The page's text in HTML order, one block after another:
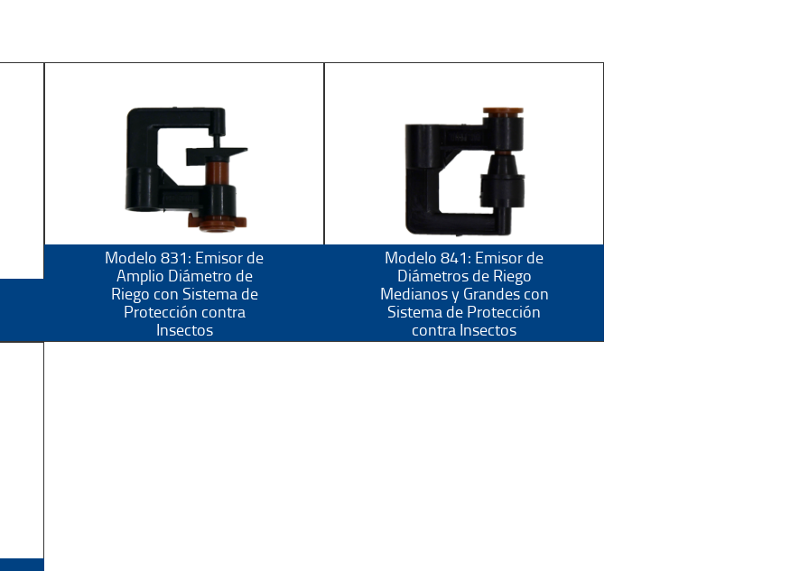
Modelo 831: Emisor de
Amplio Diámetro de
Riego con Sistema de
Protección contra
Insectos
Modelo 841: Emisor de
Diámetros de Riego
Medianos y Grandes con
Sistema de Protección
contra Insectos